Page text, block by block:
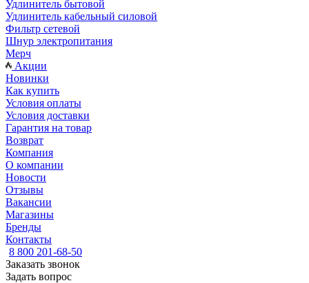
Удлинитель бытовой
Удлинитель кабельный силовой
Фильтр сетевой
Шнур электропитания
Мерч
Акции
Новинки
Как купить
Условия оплаты
Условия доставки
Гарантия на товар
Возврат
Компания
О компании
Новости
Отзывы
Вакансии
Магазины
Бренды
Контакты
8 800 201-68-50
Заказать звонок
Задать вопрос